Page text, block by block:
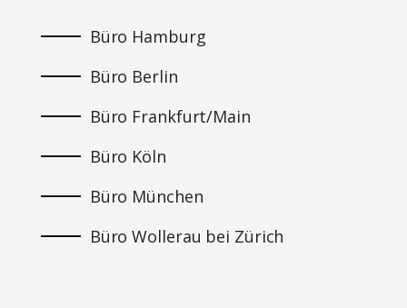
Büro Hamburg
Büro Berlin
Büro Frankfurt/Main
Büro Köln
Büro München
Büro Wollerau bei Zürich